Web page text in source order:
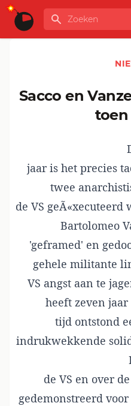
Ga naar de inhoud
GLOBALINFO
Zoeken
Sacco en Vanzetti en solidariteit
toen
jaar is het precies
twee
de VS geÃ«xecuteerd
Bartolomeo
'geframed' en
gehele militante
VS angst aan te
heeft zeven
tijd ontstond
indrukwekkende
de VS en over
gedemonstreerd